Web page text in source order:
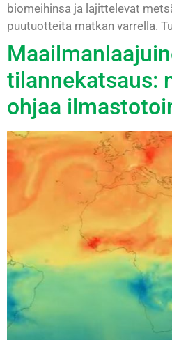
biomeihinsa ja lajittelevat
puutuotteita matkan varrella.
tilannekatsaus:
ohjaa